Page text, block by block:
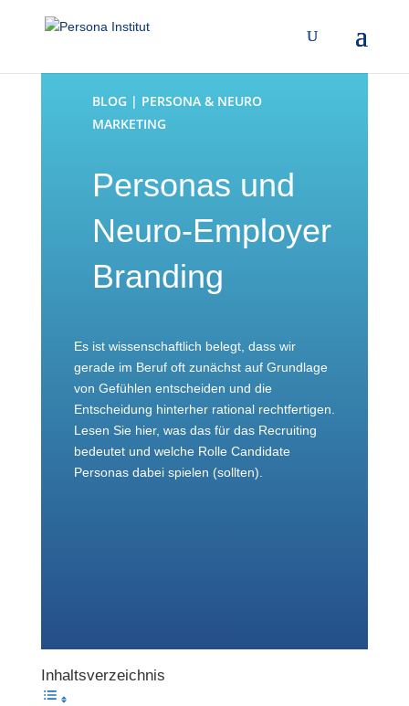
BLOG | PERSONA & NEURO
MARKETING
Personas und
Neuro-Employer
Branding
Es ist wissenschaftlich belegt, dass wir
gerade im Beruf oft zunächst auf Grundlage
von Gefühlen entscheiden und die
Entscheidung hinterher rational rechtfertigen.
Lesen Sie hier, was das für das Recruiting
bedeutet und welche Rolle Candidate
Personas dabei spielen (sollten).
Inhaltsverzeichnis